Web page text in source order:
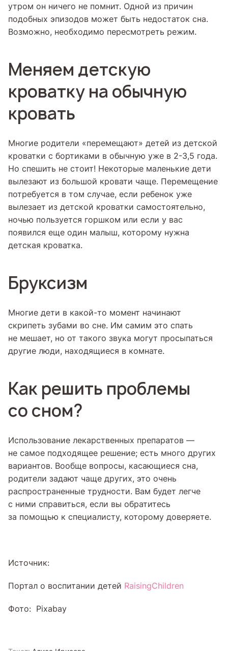
утром он ничего не помнит. Одной из причин
подобных эпизодов может быть недостаток сна.
Возможно, необходимо пересмотреть режим.
Меняем детскую
кроватку на обычную
кровать
Многие родители «перемещают» детей из детской
кроватки с бортиками в обычную уже в 2-3,5 года.
Но спешить не стоит! Некоторые маленькие дети
вылезают из большой кровати чаще. Перемещение
потребуется в том случае, если ребенок уже
вылезает из детской кроватки самостоятельно,
ночью пользуется горшком или если у вас
появился еще один малыш, которому нужна
детская кроватка.
Бруксизм
Многие дети в какой-то момент начинают
скрипеть зубами во сне. Им самим это спать
не мешает, но от такого звука могут просыпаться
другие люди, находящиеся в комнате.
Как решить проблемы
со сном?
Использование лекарственных препаратов —
не самое подходящее решение; есть много других
вариантов. Вообще вопросы, касающиеся сна,
родители задают чаще других, это очень
распространенные трудности. Вам будет легче
с ними справиться, если вы обратитесь
за помощью к специалисту, которому доверяете.
Источник:
Портал о воспитании детей RaisingChildren
Фото: Pixabay